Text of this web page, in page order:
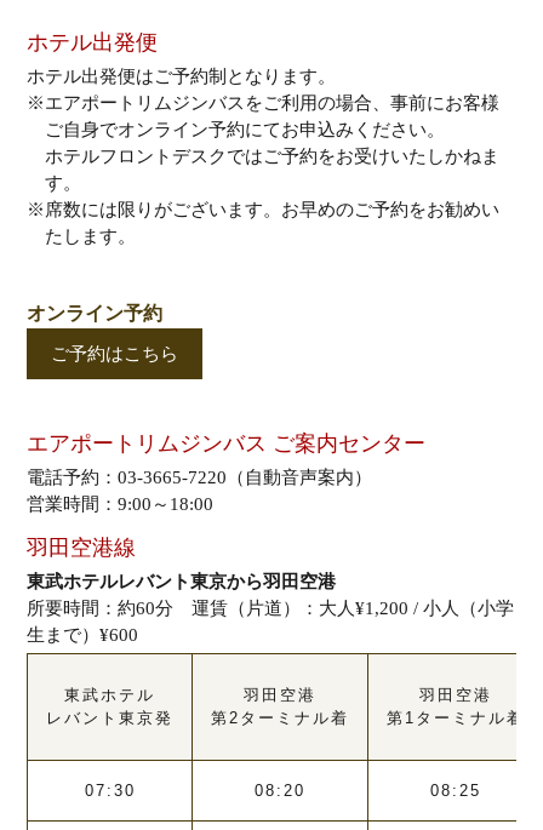
ホテル出発便
ホテル出発便はご予約制となります。
※エアポートリムジンバスをご利用の場合、事前にお客様
ご自身でオンライン予約にてお申込みください。
ホテルフロントデスクではご予約をお受けいたしかねま
す。
※席数には限りがございます。お早めのご予約をお勧めい
たします。
オンライン予約
ご予約はこちら
エアポートリムジンバス ご案内センター
電話予約：03-3665-7220（自動音声案内）
営業時間：9:00～18:00
羽田空港線
東武ホテルレバント東京から羽田空港
所要時間：約60分 運賃（片道）：大人¥1,200 / 小人（小学
生まで）¥600
東武ホテル
レバント東京発
羽田空港
第2ターミナル着
羽田空港
第1ターミナル着
07:30 08:20 08:25